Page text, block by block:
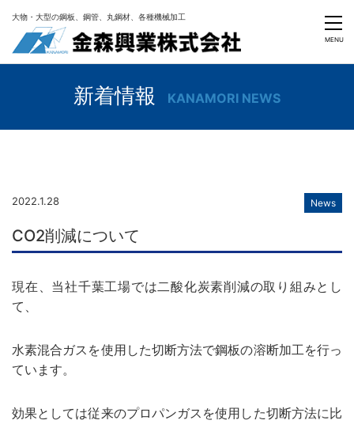
大物・大型の鋼板、鋼管、丸鋼材、各種機械加工
MENU
新着情報 KANAMORI NEWS
2022.1.28 News
CO2削減について
現在、当社千葉工場では二酸化炭素削減の取り組みとし
て、
水素混合ガスを使用した切断方法で鋼板の溶断加工を行っ
ています。
効果としては従来のプロパンガスを使用した切断方法に比